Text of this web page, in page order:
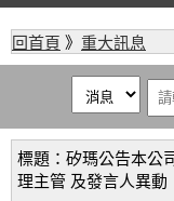
回首頁 》 重大訊息
標題：矽瑪公告本公
理主管 及發言人異動